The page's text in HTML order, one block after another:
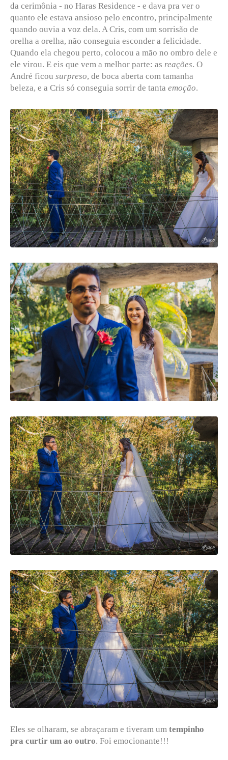
da cerimônia - no Haras Residence - e dava pra ver o
quanto ele estava ansioso pelo encontro, principalmente
quando ouvia a voz dela. A Cris, com um sorrisão de
orelha a orelha, não conseguia esconder a felicidade.
Quando ela chegou perto, colocou a mão no ombro dele e
ele virou. E eis que vem a melhor parte: as reações. O
André ficou surpreso, de boca aberta com tamanha
beleza, e a Cris só conseguia sorrir de tanta emoção.
Eles se olharam, se abraçaram e tiveram um tempinho
pra curtir um ao outro. Foi emocionante!!!